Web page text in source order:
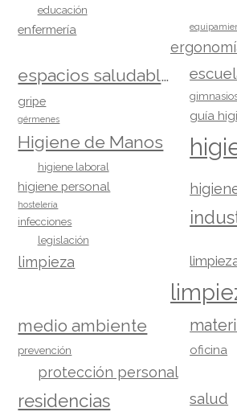
educación
enfermería
espacios saludables
gripe
guía
gérmenes
Higiene de Manos
higiene laboral
higiene personal
hostelería
infecciones
legislación
limpieza
medio ambiente
oficina
prevención
protección personal
residencias salud